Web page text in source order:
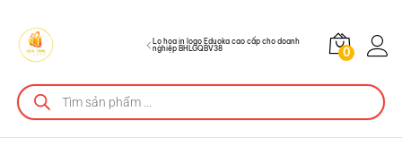
Lọ hoa in logo Eduoka cao cấp cho doanh
nghiệp BHLGQBV38
0
Mô tả sản phẩm